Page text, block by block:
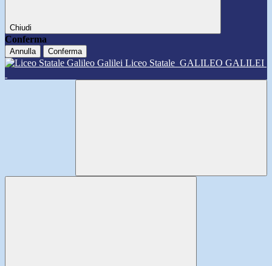
Chiudi
Conferma
Annulla Conferma
Liceo Statale GALILEO GALILEI